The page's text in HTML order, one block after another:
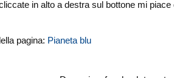
in alto a destra sul bottone mi
pagina: Pianeta blu